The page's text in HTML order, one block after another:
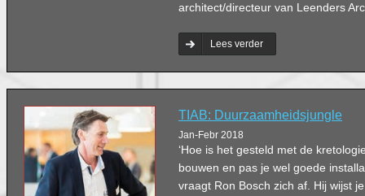
architect/directeur van Leenders
Lees verder
TIAB: Duurzaamheidsjungle
Jan-Febr 2018
‘Hoe is het gesteld met de
bouwen en pas je wel goede
vraagt Ron Bosch zich af. Hij wijst